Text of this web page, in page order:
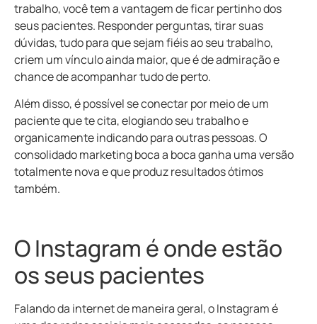
trabalho, você tem a vantagem de ficar pertinho dos
seus pacientes. Responder perguntas, tirar suas
dúvidas, tudo para que sejam fiéis ao seu trabalho,
criem um vínculo ainda maior, que é de admiração e
chance de acompanhar tudo de perto.
Além disso, é possível se conectar por meio de um
paciente que te cita, elogiando seu trabalho e
organicamente indicando para outras pessoas. O
consolidado marketing boca a boca ganha uma versão
totalmente nova e que produz resultados ótimos
também.
O Instagram é onde estão
os seus pacientes
Falando da internet de maneira geral, o Instagram é